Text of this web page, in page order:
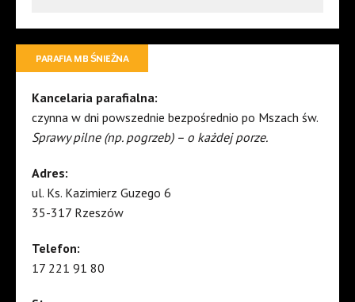
PARAFIA MB ŚNIEŻNA
Kancelaria parafialna:
czynna w dni powszednie bezpośrednio po Mszach św.
Sprawy pilne (np. pogrzeb) – o każdej porze.
Adres:
ul. Ks. Kazimierz Guzego 6
35-317 Rzeszów
Telefon:
17 221 91 80